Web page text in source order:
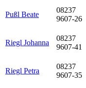
Pußl Beate
08237
9607-26
Riegl Johanna
08237
9607-41
Riegl Petra
08237
9607-35